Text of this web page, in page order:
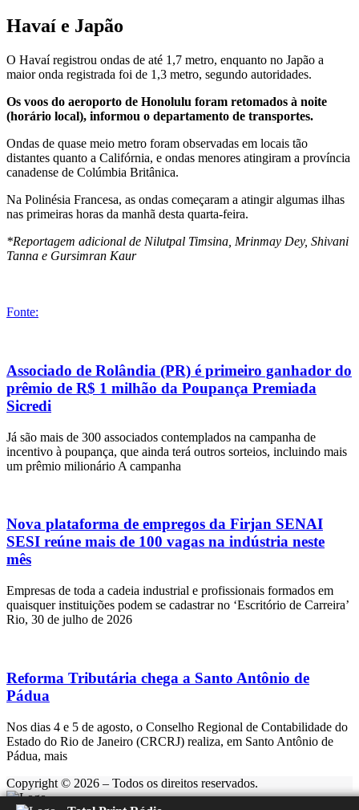
Havaí e Japão
O Havaí registrou ondas de até 1,7 metro, enquanto no Japão a
maior onda registrada foi de 1,3 metro, segundo autoridades.
Os voos do aeroporto de Honolulu foram retomados à noite
(horário local), informou o departamento de transportes.
Ondas de quase meio metro foram observadas em locais tão
distantes quanto a Califórnia, e ondas menores atingiram a província
canadense de Colúmbia Britânica.
Na Polinésia Francesa, as ondas começaram a atingir algumas ilhas
nas primeiras horas da manhã desta quarta-feira.
*Reportagem adicional de Nilutpal Timsina, Mrinmay Dey, Shivani
Tanna e Gursimran Kaur
Fonte:
Associado de Rolândia (PR) é primeiro ganhador do
prêmio de R$ 1 milhão da Poupança Premiada
Sicredi
Já são mais de 300 associados contemplados na campanha de
incentivo à poupança, que ainda terá outros sorteios, incluindo mais
um prêmio milionário A campanha
Nova plataforma de empregos da Firjan SENAI
SESI reúne mais de 100 vagas na indústria neste
mês
Empresas de toda a cadeia industrial e profissionais formados em
quaisquer instituições podem se cadastrar no ‘Escritório de Carreira’
Rio, 30 de julho de 2026
Reforma Tributária chega a Santo Antônio de
Pádua
Nos dias 4 e 5 de agosto, o Conselho Regional de Contabilidade do
Estado do Rio de Janeiro (CRCRJ) realiza, em Santo Antônio de
Pádua, mais
Copyright © 2026 – Todos os direitos reservados.